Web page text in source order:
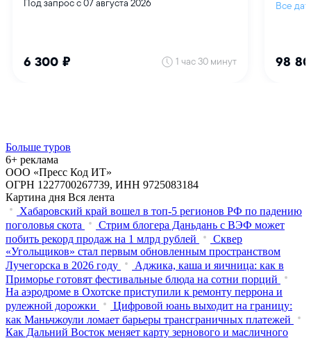
Больше туров
6+ реклама
ООО «Пресс Код ИТ»
ОГРН 1227700267739, ИНН 9725083184
Картина дня Вся лента
Хабаровский край вошел в топ-5 регионов РФ по падению
поголовья скота
Стрим блогера Даньдань с ВЭФ может
побить рекорд продаж на 1 млрд рублей
Сквер
«Угольщиков» стал первым обновленным пространством
Лучегорска в 2026 году
Аджика, каша и яичница: как в
Приморье готовят фестивальные блюда на сотни порций
На аэродроме в Охотске приступили к ремонту перрона и
рулежной дорожки
Цифровой юань выходит на границу:
как Маньчжоули ломает барьеры трансграничных платежей
Как Дальний Восток меняет карту зернового и масличного